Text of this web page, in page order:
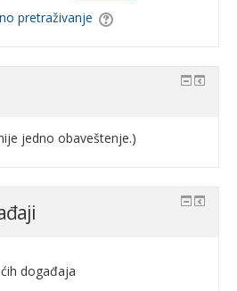
pretraživanje
jedno obaveštenje.)
događaja